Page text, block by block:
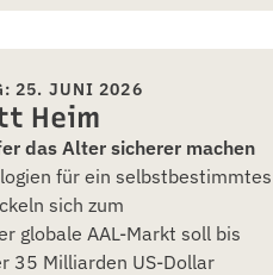
25. JUNI 2026
Heim
das Alter sicherer machen
für ein selbstbestimmtes
sich zum
globale AAL-Markt soll bis
35 Milliarden US-Dollar